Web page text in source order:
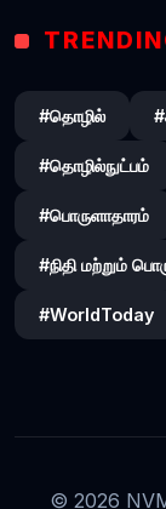
#தொழில்
#தொழில்நுட்பம்
#பொருளாதாரம்
#நிதி மற்றும்
#WorldToday
© 2026